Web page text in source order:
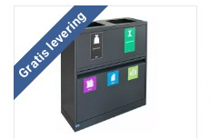
Køb mere og spar
Gratis levering